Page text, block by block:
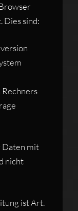
Dies sind:
Daten mit
nicht
ist Art.